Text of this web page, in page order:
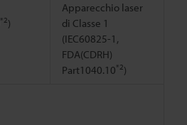
*2)
Apparecchio laser
di Classe 1
(IEC60825-1,
FDA(CDRH)
Part1040.10*2)